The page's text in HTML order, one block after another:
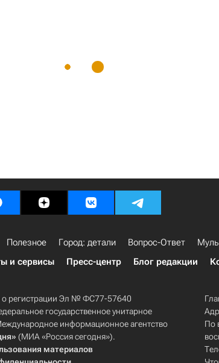
Полезное Город: детали Вопрос-Ответ
и сервисы Пресс-центр Блог редакции
о регистрации Эл № ФС77-57640
государственное унитарное
информационное агентство
(МИА «Россия сегодня»).
материалов
По